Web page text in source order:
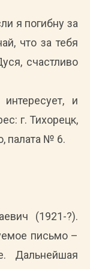
я погибну за
что за тебя
счастливо
и
г. Тихорецк,
палата № 6.
(1921-?).
письмо –
Дальнейшая